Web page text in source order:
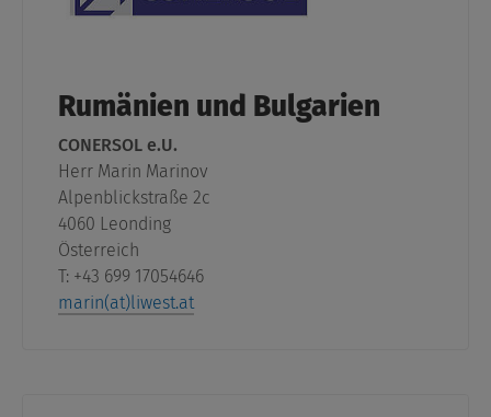
Rumänien und Bulgarien
CONERSOL e.U.
Herr Marin Marinov
Alpenblickstraße 2c
4060 Leonding
Österreich
T: +43 699 17054646
marin(at)liwest.at